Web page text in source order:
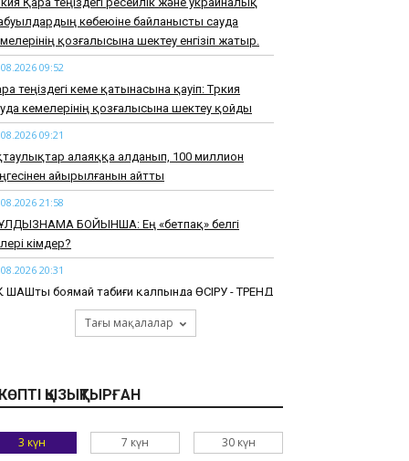
көбеюіне байланысты сауда
қозғалысына шектеу енгізіп жатыр.
09:52
теңіздегі кеме қатынасына қауіп: Түркия
кемелерінің қозғалысына шектеу қойды
09:21
алаяққа алданып, 100 миллион
айырылғанын айтты
21:58
БОЙЫНША: Ең «бетпақ» белгі
кімдер?
20:31
ШАШты боямай табиғи қалпында ӨСІРУ - ТРЕНД
КӨРГЕН ҰЛЫ ТОЙ»: көпке көзсіз еру ме,
18:32
ет өнімдерін «жалған» сертификаттау
17:25
Тағы мақалалар
ҚЫЗЫҚТЫРҒАН
3 күн 7 күн 30 күн